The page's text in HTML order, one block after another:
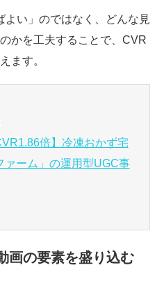
よい」のではなく、どんな見
かを工夫することで、CVR
ます。
倍】冷凍おかず宅
ァーム」の運用型UGC事
画の要素を盛り込む